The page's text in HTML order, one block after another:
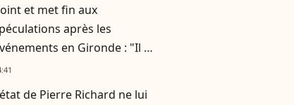
et met fin aux
après les
en Gironde : "Il me
important de
de Pierre Richard ne lui